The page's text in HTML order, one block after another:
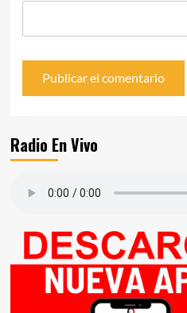
Radio En Vivo